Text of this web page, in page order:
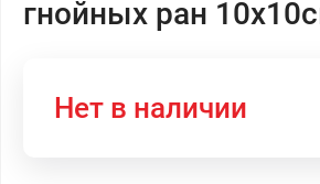
гнойных ран
Нет в наличии